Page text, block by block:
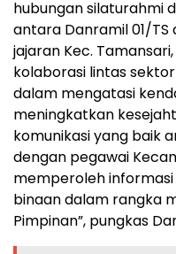
hubungan silaturahmi
antara Danramil 01/
jajaran Kec.
kolaborasi lintas
dalam mengatasi
meningkatkan
komunikasi yang baik
dengan pegawai
memperoleh
binaan dalam rangka
Pimpinan”, pungkas